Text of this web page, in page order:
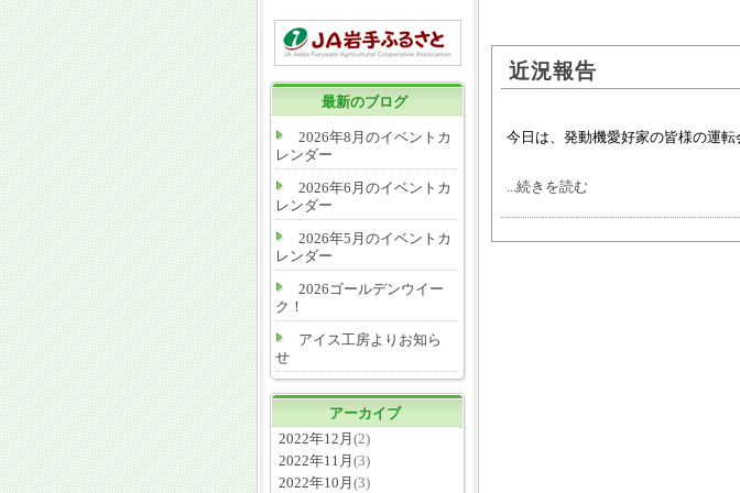
最新のブログ
2026年8月のイベントカ
レンダー
2026年6月のイベントカ
レンダー
2026年5月のイベントカ
レンダー
2026ゴールデンウイー
ク！
アイス工房よりお知ら
せ
アーカイブ
2022年12月 (2)
2022年11月 (3)
2022年10月 (3)
近況報告
今日は、発動機愛好家の皆様の運転
...続きを読む